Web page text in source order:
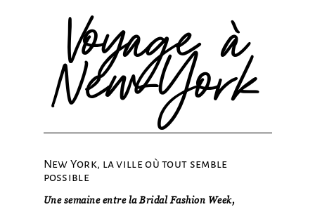
Voyage à
New-York
New York, la ville où tout semble
possible
Une semaine entre la Bridal Fashion Week,